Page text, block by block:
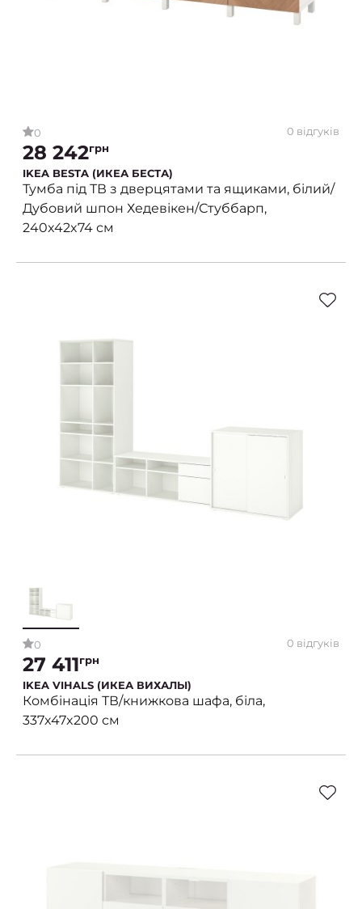
0 0 відгуків
28 242грн
IKEA BESTA (ИКЕА БЕСТА)
Тумба під ТВ з дверцятами та ящиками, білий/
Дубовий шпон Хедевікен/Стуббарп,
240x42x74 см
0 0 відгуків
27 411грн
IKEA VIHALS (ИКЕА ВИХАЛЫ)
Комбінація ТВ/книжкова шафа, біла,
337x47x200 см